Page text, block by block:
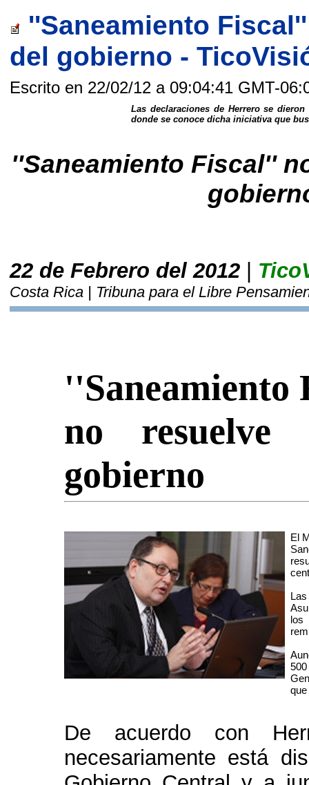
''Saneamiento
del gobierno -
Escrito en 22/02/12 a 09:04:41 GMT-
Las declaraciones de Herrero se
donde se conoce dicha iniciativa que
''Saneamiento Fiscal''
22 de Febrero del 2012
Costa Rica | Tribuna para el Libre
''Saneamiento
no resuelve
gobierno
El
los
De acuerdo con
necesariamente está